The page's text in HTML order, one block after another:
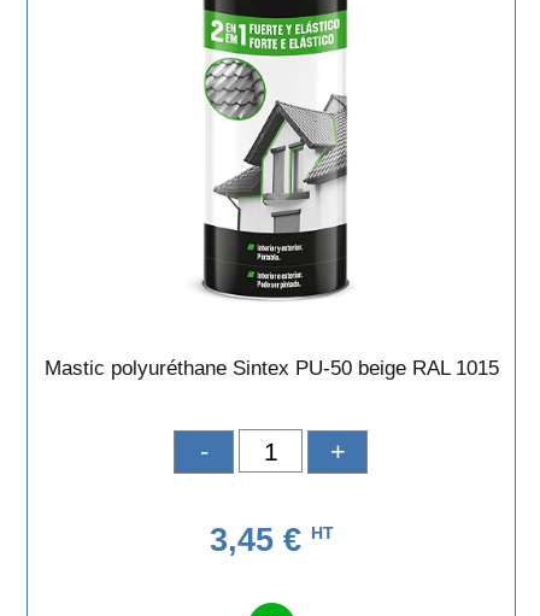
Mastic polyuréthane Sintex PU-50 beige RAL 1015
- +
3,45 € HT